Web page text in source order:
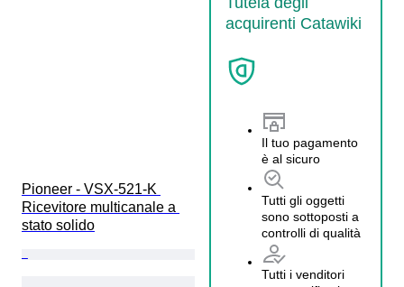
acquirenti Catawiki
Il tuo pagamento
è al sicuro
Tutti gli oggetti
sono sottoposti a
controlli di qualità
Tutti i venditori
Pioneer - VSX-521-K
Ricevitore multicanale a
stato solido